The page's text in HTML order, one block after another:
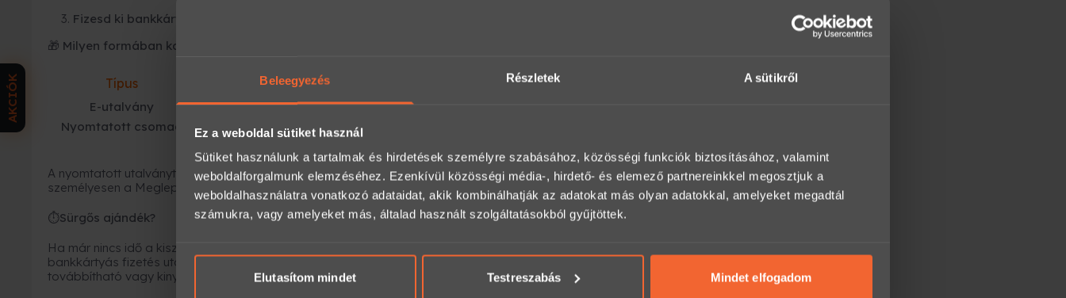
Beleegyezés Részletek A sütikről
Ez a weboldal sütiket használ
Sütiket használunk a tartalmak és hirdetések személyre szabásához, közösségi funkciók biztosításához, valamint
weboldalforgalmunk elemzéséhez. Ezenkívül közösségi média-, hirdető- és elemező partnereinkkel megosztjuk a
weboldalhasználatra vonatkozó adataidat, akik kombinálhatják az adatokat más olyan adatokkal, amelyeket megadtál
számukra, vagy amelyeket más, általad használt szolgáltatásokból gyűjtöttek.
Elutasítom mindet Testreszabás Mindet elfogadom
Fizesd ki bankkártyával
🎁 Milyen formában kapja meg a megajándékozott?
Típus Mikor ideális?
E-utalvány ha azonnal kell
pár percen belül e-mailben
Nyomtatott csomag
ha kézbe adnád díszdoboz, boríték, személyes átadás
A nyomtatott utalványt kollégáink becsomagolják, és futárral kiszállítják, vagy átveheted
személyesen a Meglepkék irodájában.
⏱Sürgős ajándék?
Ha már nincs idő a kiszállításra, az
bankkártyás fizetés után
néhány percen belülmegérkezik a megadott e-mail címre, és azonnal
továbbítható vagy kinyomtatható.
AKCIÓK